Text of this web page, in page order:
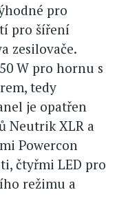
pro
pro šíření
zesilovače.
W pro hornu s
tedy
je opatřen
Neutrik XLR a
Powercon
čtyřmi LED pro
režimu a